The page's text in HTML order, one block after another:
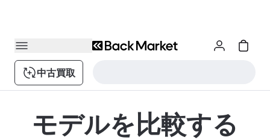
中古買取
モデルを比較する